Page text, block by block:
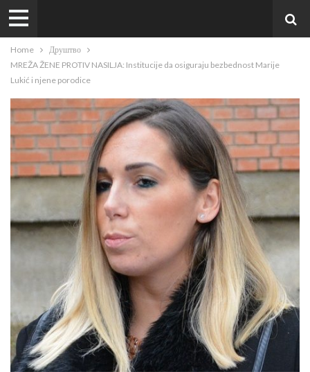
Home
Друштво
MREŽA ŽENE PROTIV NASILJA: Institucije da osiguraju bezbednost Marije
Lukić i njene porodice